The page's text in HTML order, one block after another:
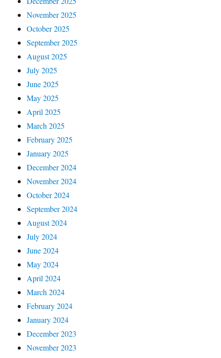
November 2025
October 2025
September 2025
August 2025
July 2025
June 2025
May 2025
April 2025
March 2025
February 2025
January 2025
December 2024
November 2024
October 2024
September 2024
August 2024
July 2024
June 2024
May 2024
April 2024
March 2024
February 2024
January 2024
December 2023
November 2023